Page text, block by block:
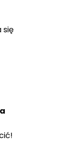
się